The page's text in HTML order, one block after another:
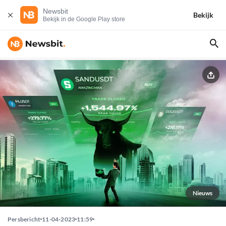
Newsbit
Bekijk in de Google Play store
Bekijk
Nieuws
Persbericht 11-04-2023 11:59